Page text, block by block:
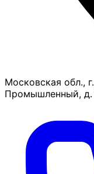
Московская обл.,
Промышленный, д.